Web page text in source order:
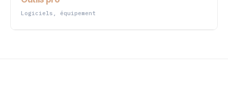
Logiciels, équipement